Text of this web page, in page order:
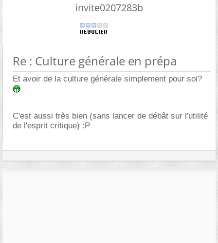
invite0207283b
Re : Culture générale en prépa
Et avoir de la culture générale simplement pour soi?
C'est aussi très bien (sans lancer de débât sur l'utilité
de l'esprit critique) :P